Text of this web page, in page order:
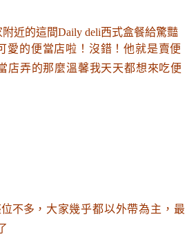
近的這間Daily deli西式盒餐給驚豔
愛的便當店啦 ！沒錯 ！他就是賣便
店弄的那麼溫馨我天天都想來吃便
不多 ，大家幾乎都以外帶為主 ，最